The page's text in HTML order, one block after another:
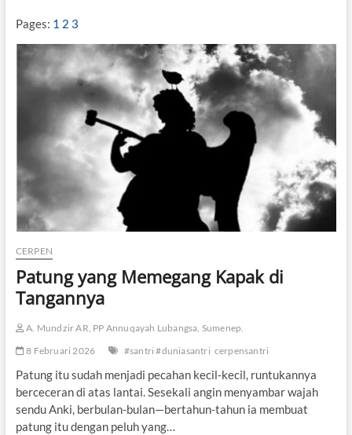
n
g
y
a
w
i
Pages: 1 2 3
CERPEN
Patung yang Memegang Kapak di
Tangannya
A. Mundzir AR, PP Annuqayah Lubangsa, Sumenep.
8 Februari 2026
#santri #duniasantri cerpensantri
Patung itu sudah menjadi pecahan kecil-kecil, runtukannya
berceceran di atas lantai. Sesekali angin menyambar wajah
sendu Anki, berbulan-bulan—bertahun-tahun ia membuat
patung itu dengan peluh yang…